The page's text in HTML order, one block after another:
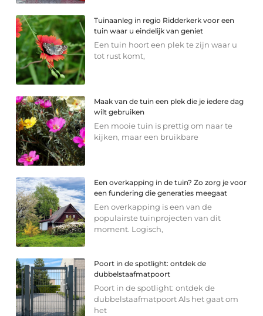
Tuinaanleg in regio Ridderkerk voor een
tuin waar u eindelijk van geniet
Een tuin hoort een plek te zijn waar u
tot rust komt,
Maak van de tuin een plek die je iedere dag
wilt gebruiken
Een mooie tuin is prettig om naar te
kijken, maar een bruikbare
Een overkapping in de tuin? Zo zorg je voor
een fundering die generaties meegaat
Een overkapping is een van de
populairste tuinprojecten van dit
moment. Logisch,
Poort in de spotlight: ontdek de
dubbelstaafmatpoort
Poort in de spotlight: ontdek de
dubbelstaafmatpoort Als het gaat om
het